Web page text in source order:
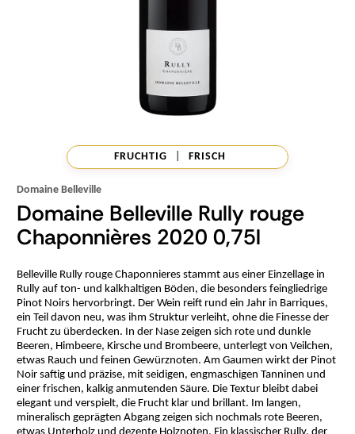
FRUCHTIG FRISCH
Domaine Belleville
Domaine Belleville Rully rouge
Chaponnières 2020 0,75l
Belleville Rully rouge Chaponnieres stammt aus einer Einzellage in
Rully auf ton- und kalkhaltigen Böden, die besonders feingliedrige
Pinot Noirs hervorbringt. Der Wein reift rund ein Jahr in Barriques,
ein Teil davon neu, was ihm Struktur verleiht, ohne die Finesse der
Frucht zu überdecken. In der Nase zeigen sich rote und dunkle
Beeren, Himbeere, Kirsche und Brombeere, unterlegt von Veilchen,
etwas Rauch und feinen Gewürznoten. Am Gaumen wirkt der Pinot
Noir saftig und präzise, mit seidigen, engmaschigen Tanninen und
einer frischen, kalkig anmutenden Säure. Die Textur bleibt dabei
elegant und verspielt, die Frucht klar und brillant. Im langen,
mineralisch geprägten Abgang zeigen sich nochmals rote Beeren,